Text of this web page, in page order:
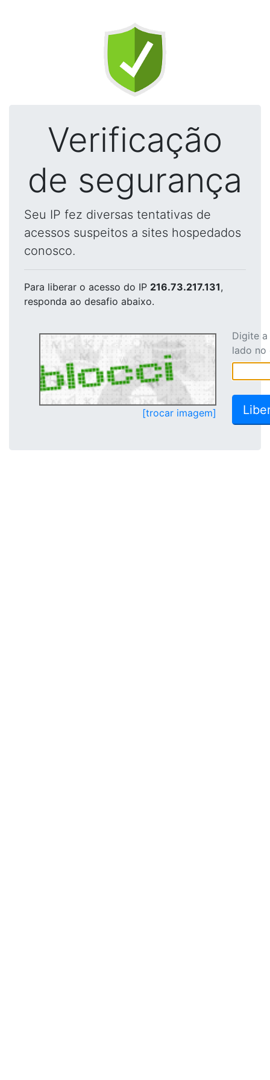
Verificação
de segurança
Seu IP fez diversas tentativas de
acessos suspeitos a sites hospedados
conosco.
Para liberar o acesso do IP 216.73.217.131,
responda ao desafio abaixo.
[trocar imagem]
Digite
lado no